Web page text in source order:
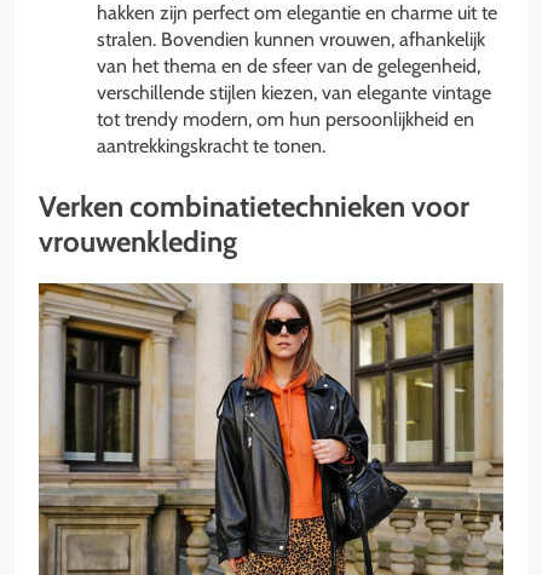
hakken zijn perfect om elegantie en charme uit te
stralen. Bovendien kunnen vrouwen, afhankelijk
van het thema en de sfeer van de gelegenheid,
verschillende stijlen kiezen, van elegante vintage
tot trendy modern, om hun persoonlijkheid en
aantrekkingskracht te tonen.
Verken combinatietechnieken voor
vrouwenkleding